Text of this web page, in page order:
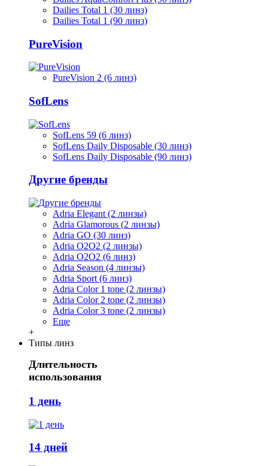
Dailies Total 1 (30 линз)
Dailies Total 1 (90 линз)
PureVision
PureVision 2 (6 линз)
SofLens
SofLens 59 (6 линз)
SofLens Daily Disposable (30 линз)
SofLens Daily Disposable (90 линз)
Другие бренды
Adria Elegant (2 линзы)
Adria Glamorous (2 линзы)
Adria GO (30 линз)
Adria O2O2 (2 линзы)
Adria O2O2 (6 линз)
Adria Season (4 линзы)
Adria Sport (6 линз)
Adria Сolor 1 tone (2 линзы)
Adria Сolor 2 tone (2 линзы)
Adria Сolor 3 tone (2 линзы)
Еще
+
Типы линз
Длительность
использования
1 день
14 дней